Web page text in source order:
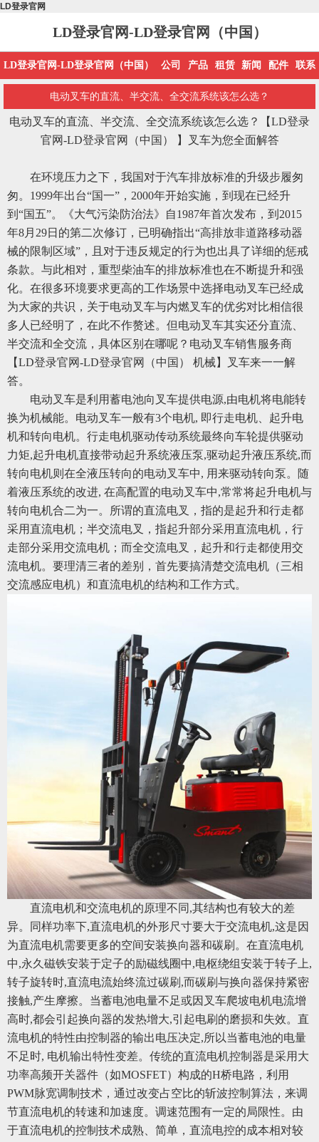
LD登录官网
LD登录官网-LD登录官网（中国）
LD登录官网-LD登录官网（中国） 公司 产品 租赁 新闻 配件 联系
电动叉车的直流、半交流、全交流系统该怎么选？
电动叉车的直流、半交流、全交流系统该怎么选？
【LD登录
官网-LD登录官网（中国） 】
叉车为您全面解答
在环境压力之下，我国对于汽车排放标准的升级步履匆
匆。1999年出台“国一”，2000年开始实施，到现在已经升
到“国五”。《大气污染防治法》自1987年首次发布，到2015
年8月29日的第二次修订，已明确指出“高排放非道路移动器
械的限制区域”，且对于违反规定的行为也出具了详细的惩戒
条款。与此相对，重型柴油车的排放标准也在不断提升和强
化。在很多环境要求更高的工作场景中选择电动叉车已经成
为大家的共识，关于电动叉车与内燃叉车的优劣对比相信很
多人已经明了，在此不作赘述。但电动叉车其实还分直流、
半交流和全交流，具体区别在哪呢？电动叉车销售服务商
【LD登录官网-LD登录官网（中国） 机械】叉车来一一解
答。
电动叉车是利用蓄电池向叉车提供电源,由电机将电能转
换为机械能。电动叉车一般有3个电机, 即行走电机、起升电
机和转向电机。行走电机驱动传动系统最终向车轮提供驱动
力矩,起升电机直接带动起升系统液压泵,驱动起升液压系统,而
转向电机则在全液压转向的电动叉车中, 用来驱动转向泵。随
着液压系统的改进, 在高配置的电动叉车中,常常将起升电机与
转向电机合二为一。所谓的直流电叉，指的是起升和行走都
采用直流电机；半交流电叉，指起升部分采用直流电机，行
走部分采用交流电机；而全交流电叉，起升和行走都使用交
流电机。要理清三者的差别，首先要搞清楚交流电机（三相
交流感应电机）和直流电机的结构和工作方式。
直流电机和交流电机的原理不同,其结构也有较大的差
异。同样功率下,直流电机的外形尺寸要大于交流电机,这是因
为直流电机需要更多的空间安装换向器和碳刷。在直流电机
中,永久磁铁安装于定子的励磁线圈中,电枢绕组安装于转子上,
转子旋转时,直流电流始终流过碳刷,而碳刷与换向器保持紧密
接触,产生摩擦。当蓄电池电量不足或因叉车爬坡电机电流增
高时,都会引起换向器的发热增大,引起电刷的磨损和失效。直
流电机的特性由控制器的输出电压决定,所以当蓄电池的电量
不足时, 电机输出特性变差。传统的直流电机控制器是采用大
功率高频开关器件（如MOSFET）构成的H桥电路，利用
PWM脉宽调制技术，通过改变占空比的斩波控制算法，来调
节直流电机的转速和加速度。调速范围有一定的局限性。由
于直流电机的控制技术成熟、简单，直流电控的成本相对较